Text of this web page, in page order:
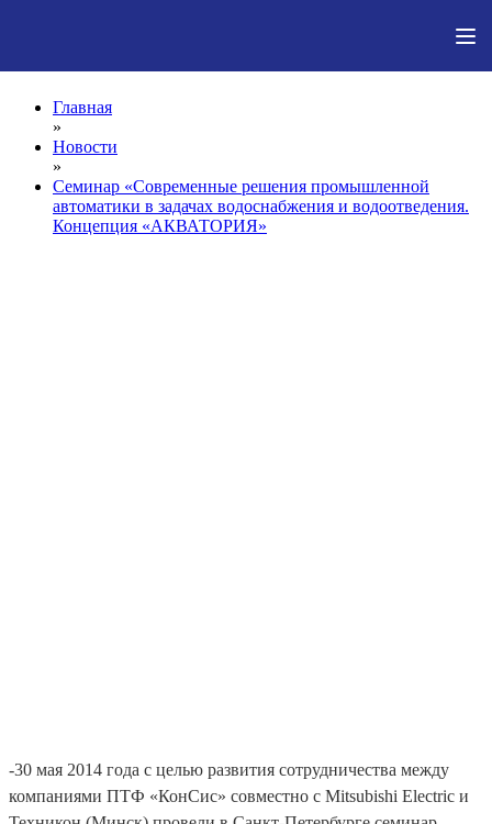
Главная
»
Новости
»
Семинар «Современные решения промышленной
автоматики в задачах водоснабжения и водоотведения.
Концепция «АКВАТОРИЯ»
-30 мая 2014 года с целью развития сотрудничества между
компаниями ПТФ «КонСис» совместно c Mitsubishi Electric и